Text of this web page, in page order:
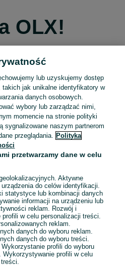
OLX!
przez Facebooka
przez konto Apple
przez konto Google
LUB
lub uzyskujemy dostęp
takich jak unikalne identyfikatory w
danych osobowych.
wybory lub zarządzać nimi,
momencie na stronie polityki
sygnalizowane naszym partnerom
przeglądania.
Polityka
przetwarzamy dane w celu
Aktywne
do celów identyfikacji.
statystyce lub kombinacji danych
informacji na urządzeniu lub
reklam. Rozwój i
profili w celu personalizacji treści.
reklam.
danych do wyboru reklam.
danych do wyboru treści.
profili do wyboru
Wykorzystywanie profili w celu